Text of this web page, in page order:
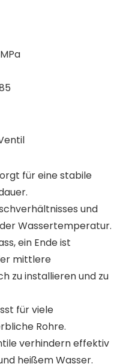
für eine stabile
und
Wassertemperatur.
ein Ende ist
mittlere
zu installieren und zu
für viele
Rohre.
verhindern effektiv
heißem Wasser.